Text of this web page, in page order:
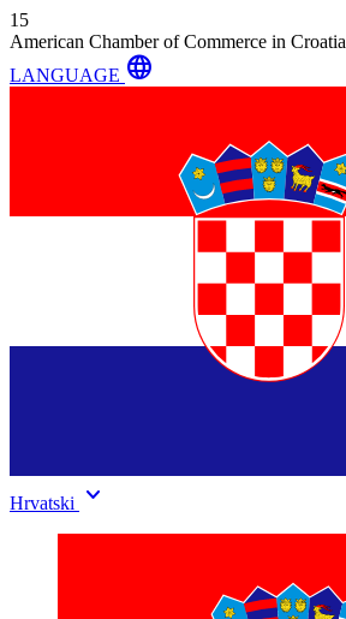
15
American Chamber of Commerce in Croatia
LANGUAGE language
Hrvatski keyboard_arrow_down